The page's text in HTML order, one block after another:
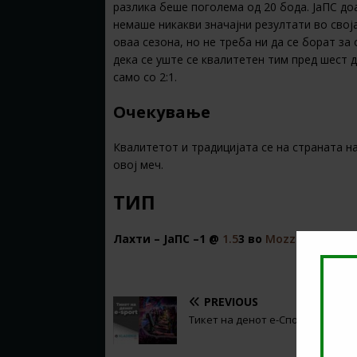
разлика беше поголема од 20 бода. ЈаПС
немаше никакви значајни резултати во
оваа сезона, но не треба ни да се борат
дека се уште се квалитетен тим пред шест
само со 2:1.
Очекување
Квалитетот и традицијата се на страната
овој меч.
ТИП
Лахти – ЈаПС –1 @ 1.53 во Mozzart
PREVIOUS
Тикет на денот е-Спорт